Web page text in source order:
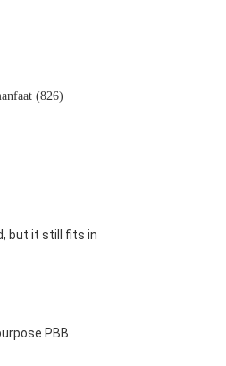
(826)
but it still fits in
PBB